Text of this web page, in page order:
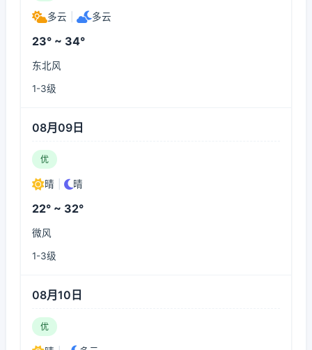
多云 多云
23° ~ 34°
东北风
1-3级
08月09日
优
晴 晴
22° ~ 32°
微风
1-3级
08月10日
优